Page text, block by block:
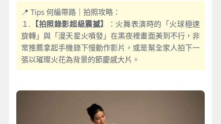
📍 Tips 何編帶路｜拍照攻略：
１. 【拍照錄影超級震撼】
：火舞表演時的「火球極速
旋轉」與「漫天星火噴發」在黑夜裡畫面美到不行，非
常推薦拿起手機錄下慢動作影片，或是幫全家人拍下一
張以璀璨火花為背景的節慶感大片。